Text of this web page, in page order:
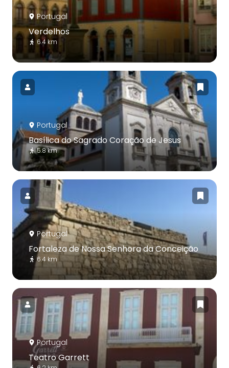
Portugal
Verdelhos
6.4 km
Portugal
Basílica do Sagrado Coração de Jesus
5.8 km
Portugal
Fortaleza de Nossa Senhora da Conceição
6.4 km
Portugal
Teatro Garrett